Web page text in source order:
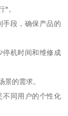
*。
手段，确保产品的
停机时间和维修成
的需求。
不同用户的个性化